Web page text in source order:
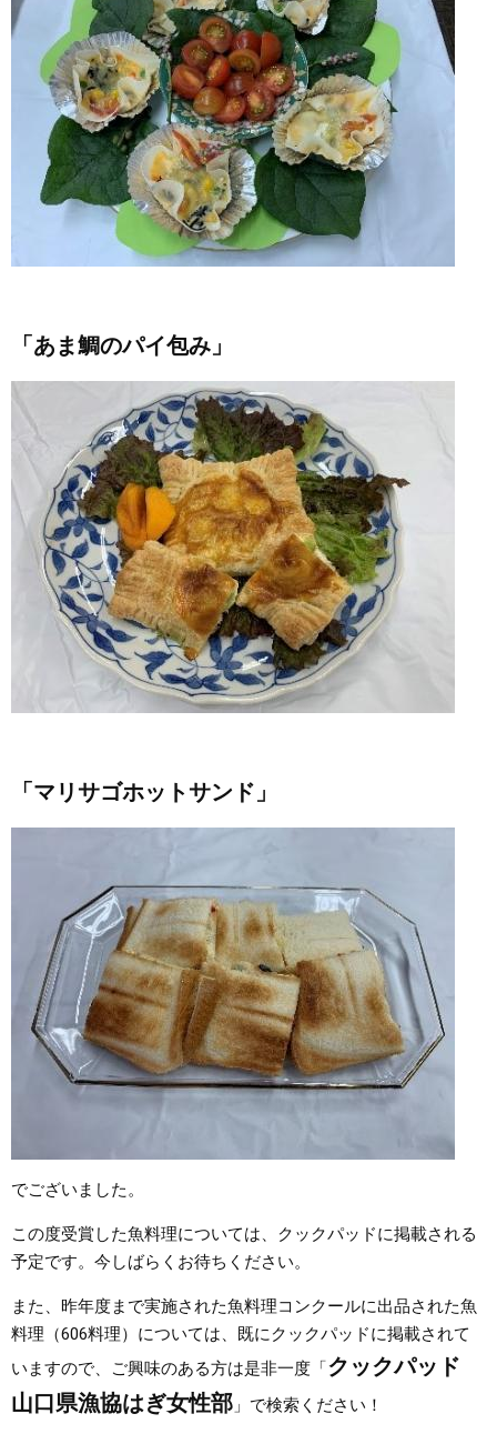
「あま鯛のパイ包み」
「マリサゴホットサンド」
でございました。
この度受賞した魚料理については、クックパッドに掲載される
予定です。今しばらくお待ちください。
また、昨年度まで実施された魚料理コンクールに出品された魚
料理（606料理）については、既にクックパッドに掲載されて
いますので、ご興味のある方は是非一度「クックパッド
山口県漁協はぎ女性部 」で検索ください！